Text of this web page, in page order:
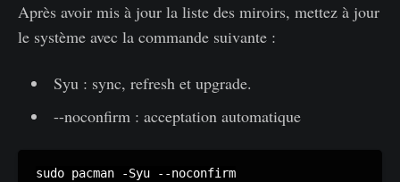
Après avoir mis à jour la liste des miroirs, mettez à jour
le système avec la commande suivante :
Syu : sync, refresh et upgrade.
--noconfirm : acceptation automatique
sudo pacman -Syu --noconfirm